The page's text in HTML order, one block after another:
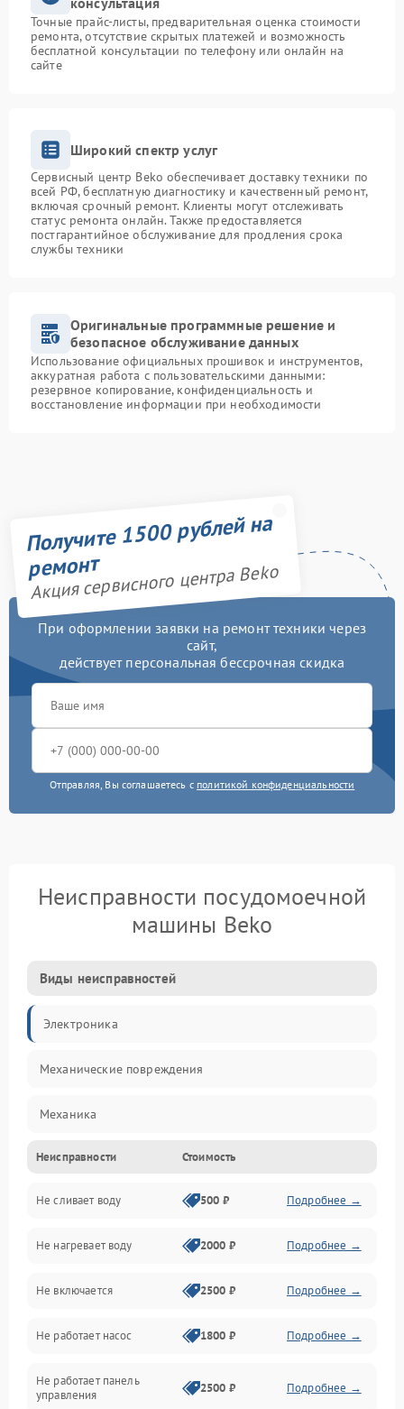
Точные прайс-листы, предварительная оценка стоимости
ремонта, отсутствие скрытых платежей и возможность
бесплатной консультации по телефону или онлайн на
сайте
Широкий спектр услуг
Сервисный центр Beko обеспечивает доставку техники по
всей РФ, бесплатную диагностику и качественный ремонт,
включая срочный ремонт. Клиенты могут отслеживать
статус ремонта онлайн. Также предоставляется
постгарантийное обслуживание для продления срока
службы техники
Оригинальные программные решение и
безопасное обслуживание данных
Использование официальных прошивок и инструментов,
аккуратная работа с пользовательскими данными:
резервное копирование, конфиденциальность и
восстановление информации при необходимости
Получите 1500 рублей на
ремонт
Акция сервисного центра Beko
При оформлении заявки на ремонт техники через
сайт,
действует персональная бессрочная скидка
Отправляя, Вы соглашаетесь с политикой конфиденциальности
Неисправности посудомоечной
машины Beko
Виды неисправностей
Электроника
Механические повреждения
Механика
Управление
Электропитание
Датчики
Нагрев
Вода
Гигиена
Неисправности Стоимость
Не сливает воду 500 ₽ Подробнее →
Не нагревает воду 2000 ₽ Подробнее →
Не включается 2500 ₽ Подробнее →
Не работает насос 1800 ₽ Подробнее →
Не работает панель
управления
2500 ₽ Подробнее →